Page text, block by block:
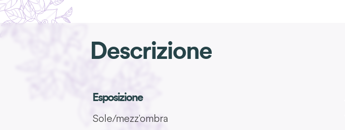
Descrizione
Esposizione
Sole/mezz'ombra